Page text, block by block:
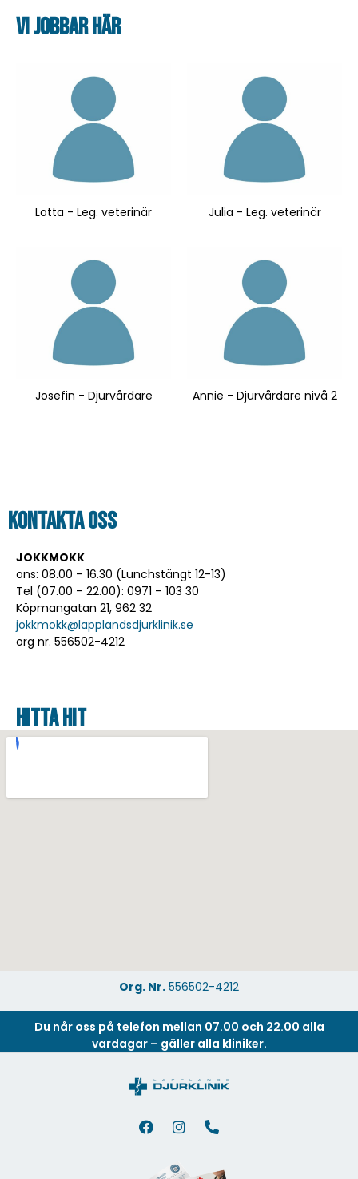
vi jobbar här
Lotta - Leg. veterinär Julia - Leg. veterinär
Josefin - Djurvårdare Annie - Djurvårdare nivå 2
Kontakta oss
JOKKMOKK
ons: 08.00 – 16.30 (Lunchstängt 12-13)
Tel (07.00 – 22.00): 0971 – 103 30
Köpmangatan 21, 962 32
jokkmokk@lapplandsdjurklinik.se
org nr. 556502-4212
hitta hit
Org. Nr. 556502-4212
Du når oss på telefon mellan 07.00 och 22.00 alla
vardagar – gäller alla kliniker.